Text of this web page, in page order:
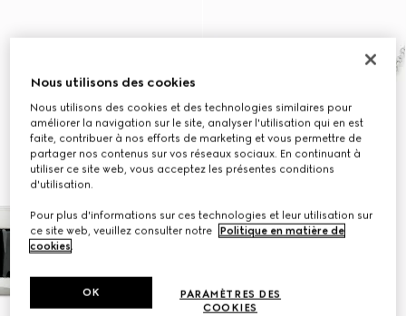
Nous utilisons des cookies
Nous utilisons des cookies et des technologies similaires pour
améliorer la navigation sur le site, analyser l'utilisation qui en est
faite, contribuer à nos efforts de marketing et vous permettre de
partager nos contenus sur vos réseaux sociaux. En continuant à
utiliser ce site web, vous acceptez les présentes conditions
d'utilisation.
Pour plus d'informations sur ces technologies et leur utilisation sur
ce site web, veuillez consulter notre
Politique en matière de
cookies.
PARAMÈTRES DES
COOKIES
OK